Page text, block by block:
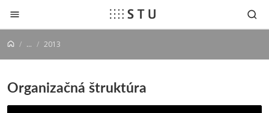
Prejsť na obsah
... 2013
Organizačná štruktúra